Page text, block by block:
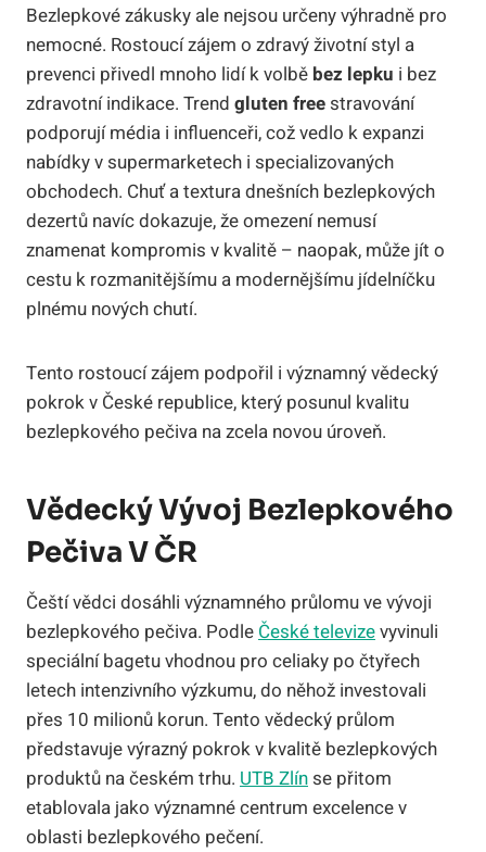
Bezlepkové zákusky ale nejsou určeny výhradně pro
nemocné. Rostoucí zájem o zdravý životní styl a
prevenci přivedl mnoho lidí k volbě bez lepku i bez
zdravotní indikace. Trend gluten freestravování
podporují média i influenceři, což vedlo k expanzi
nabídky v supermarketech i specializovaných
obchodech. Chuť a textura dnešních bezlepkových
dezertů navíc dokazuje, že omezení nemusí
znamenat kompromis v kvalitě – naopak, může jít o
cestu k rozmanitějšímu a modernějšímu jídelníčku
plnému nových chutí.
Tento rostoucí zájem podpořil i významný vědecký
pokrok v České republice, který posunul kvalitu
bezlepkového pečiva na zcela novou úroveň.
Vědecký Vývoj Bezlepkového
Pečiva V ČR
Čeští vědci dosáhli významného průlomu ve vývoji
bezlepkového pečiva. Podle České televizevyvinuli
speciální bagetu vhodnou pro celiaky po čtyřech
letech intenzivního výzkumu, do něhož investovali
přes 10 milionů korun. Tento vědecký průlom
představuje výrazný pokrok v kvalitě bezlepkových
produktů na českém trhu. UTB Zlínse přitom
etablovala jako významné centrum excelence v
oblasti bezlepkového pečení.